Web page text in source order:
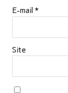
E-mail *
Site